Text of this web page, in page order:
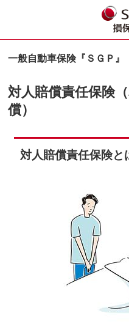
一般自動車保険『ＳＧＰ』
対⼈賠償責任保険
償）
対⼈賠償責任保険と